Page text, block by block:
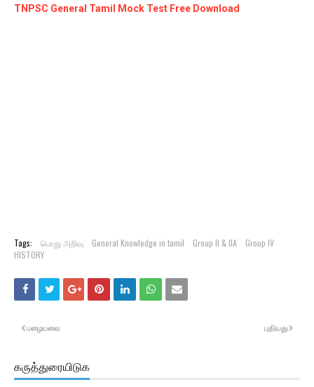
TNPSC General Tamil Mock Test Free Download
Tags: பொது அறிவு General Knowledge in tamil Group II & IIA
Group IV
HISTORY
புதியது
பழையவை
கருத்துரையிடுக